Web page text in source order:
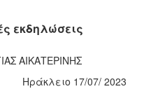
εκδηλώσεις
ΑΙΚΑΤΕΡΙΝΗΣ
Ηράκλειο 17/07/ 2023